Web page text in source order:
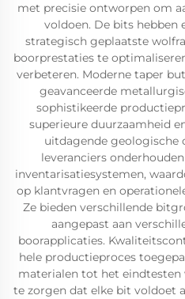
met precisie ontworpen om
voldoen. De bits
strategisch geplaatste
boorprestaties te
verbeteren. Moderne taper
geavanceerde
sophistikeerde
superieure duurzaamheid
uitdagende geologische
leveranciers
inventarisatiesystemen,
op klantvragen en
Ze bieden verschillende
aangepast aan
boorapplicaties.
hele productieproces
materialen tot het
te zorgen dat elke bit voldoet